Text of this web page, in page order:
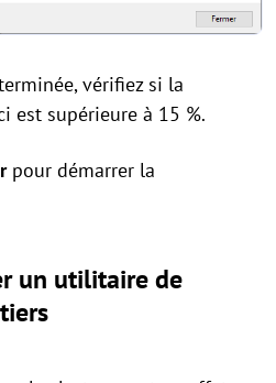
vérifiez si la
est supérieure à 15 %.
pour démarrer la
un utilitaire de